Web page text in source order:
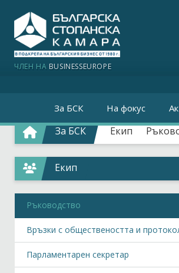
ЧЛЕН НА BUSINESSEUROPE
За БСК На фокус
За БСК Екип
Екип
Ръководство
Връзки с обществеността и
Парламентарен секретар